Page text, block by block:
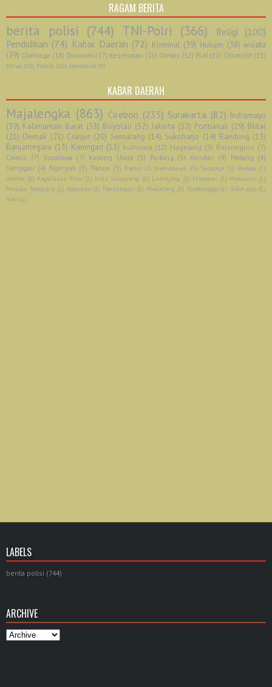
RAGAM BERITA
berita polisi (744) TNI-Polri (366) Religi
(100)
Pendidikan (74) Kabar Daerah (72) Kriminal (39) Hukum (38) wisata
(29) Olahraga (18) Ekonomi (17) Kesehatan (15) Ormas (12) PLN (12) Otomotif (11)
Miras (10) Politik (10) Advetorial (9)
KABAR DAERAH
Majalengka (863) Cirebon (235) Surakarta (82) Indramayu
(59) Kalimantan Barat (53) Boyolali (52) Jakarta (52) Pontianak (29) Blitar
(21) Demak (21) Cianjur (20) Semarang (14) Sukoharjo (14) Bandung (13)
Banjarnegara (13) Kuningan (13) Kuburaya (12) Magelang (9) Bojonegoro (7)
Ciamis (7) Surabaya (7) Kayong Utara (5) Padang (5) Kendari (4) Malang (4)
Sanggau (4) Nganjuk (3) Papua (3) Kediri (2) Mempawah (2) Salatiga (2) Brebes (1)
Jember (1) Kepulauan Riau (1) Kota Tangerang (1) Lumajang (1) Magetan (1) Makassar (1)
Maluku Tenggara (1) Pakistan (1) Pekalongan (1) Pemalang (1) Probolinggo (1) Sidoharjo (1)
Solo (1)
LABELS
berita polisi (744)
ARCHIVE